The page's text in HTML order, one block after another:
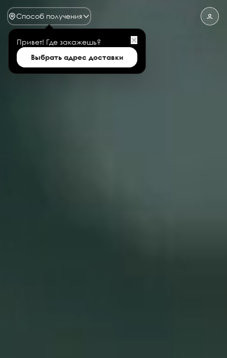
Способ получения
Привет! Где закажешь? ✕
Выбрать адрес доставки